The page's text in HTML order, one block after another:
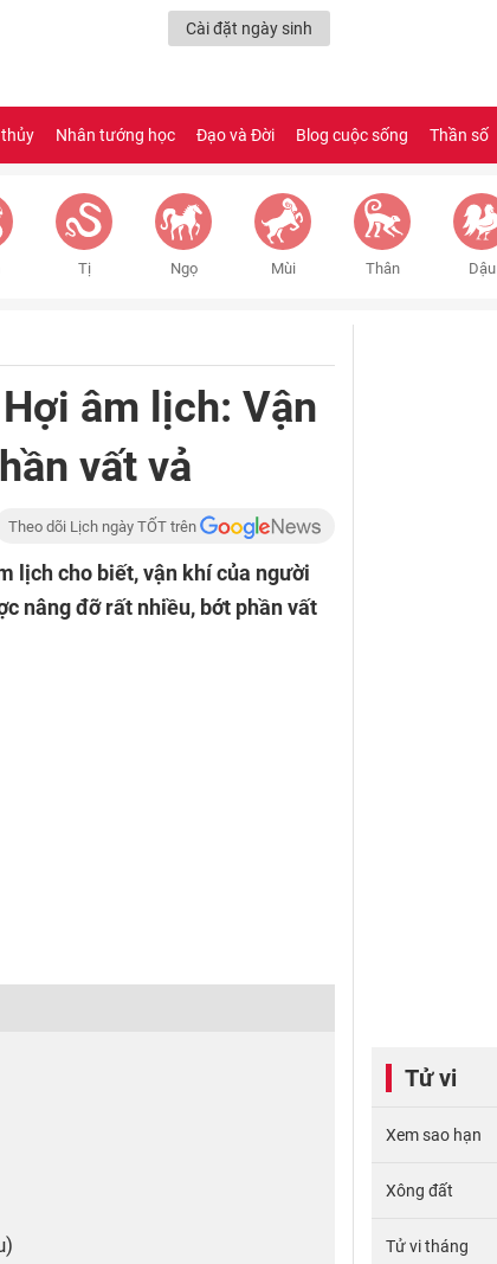
Cài đặt ngày sinh
Nhân tướng học Đạo và Đời Blog cuộc sống Thần số
Tị Ngọ Mùi Thân Dậu
âm lịch: Vận
vất vả
Theo dõi Lịch ngày TỐT trên
lịch cho biết, vận khí của người
nâng đỡ rất nhiều, bớt phần vất
Tử vi
Xem sao hạn
Xông đất
Tử vi tháng